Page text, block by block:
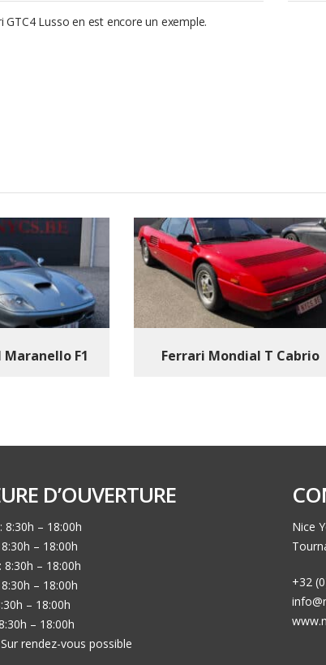
GTC4 Lusso en est encore un exemple.
Maranello F1 Ferrari Mondial T Cabrio
D’OUVERTURE
8:30h – 18:00h
– 18:00h
8:30h – 18:00h
– 18:00h
– 18:00h
– 18:00h
rendez-vous possible
Nice
+32